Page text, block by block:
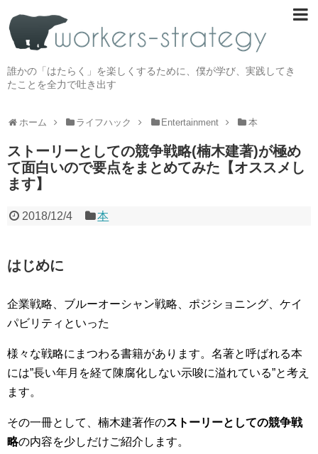
誰かの「はたらく」を楽しくするために、僕が学び、実践してき
たことを全力で吐き出す
ホーム ライフハック Entertainment 本
ストーリーとしての競争戦略(楠木建著)が極め
て面白いので要点をまとめてみた【オススメし
ます】
2018/12/4 本
はじめに
企業戦略、ブルーオーシャン戦略、ポジショニング、ケイ
パビリティといった
様々な戦略にまつわる書籍があります。名著と呼ばれる本
には”長い年月を経て陳腐化しない示唆に溢れている”と考え
ます。
その一冊として、楠木建著作のストーリーとしての競争戦
略の内容を少しだけご紹介します。